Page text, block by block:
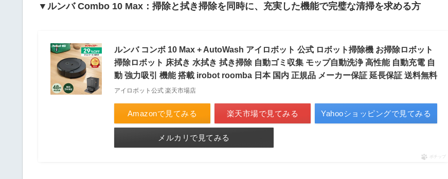
▼ルンバ Combo 10 Max：掃除と拭き掃除を同時に、充実した機能で完璧な清掃を求める方
ルンバ コンボ 10 Max + AutoWash アイロボット 公式 ロボット掃除機 お掃除ロボット
掃除ロボット 床拭き 水拭き 拭き掃除 自動ゴミ収集 モップ自動洗浄 高性能 自動充電 自
動 強力吸引 機能 搭載 irobot roomba 日本 国内 正規品 メーカー保証 延長保証 送料無料
アイロボット公式 楽天市場店
Amazonで見てみる 楽天市場で見てみる Yahooショッピングで見てみる
メルカリで見てみる
ポチップ